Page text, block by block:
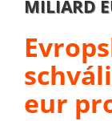
MILIARD
eur